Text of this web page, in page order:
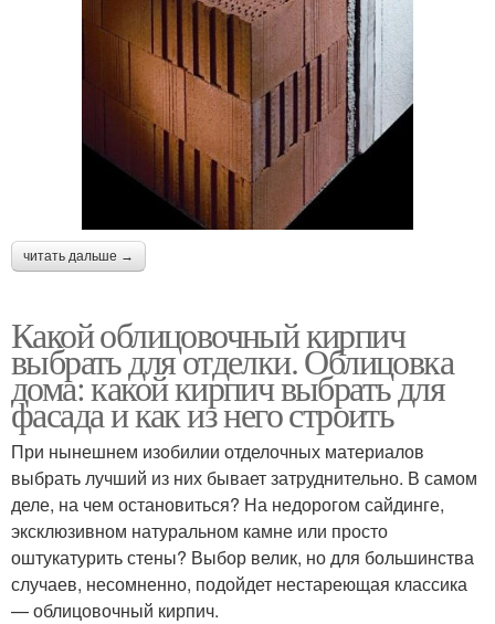
читать дальше →
Какой облицовочный кирпич
выбрать для отделки. Облицовка
дома: какой кирпич выбрать для
фасада и как из него строить
При нынешнем изобилии отделочных материалов
выбрать лучший из них бывает затруднительно. В самом
деле, на чем остановиться? На недорогом сайдинге,
эксклюзивном натуральном камне или просто
оштукатурить стены? Выбор велик, но для большинства
случаев, несомненно, подойдет нестареющая классика
— облицовочный кирпич.